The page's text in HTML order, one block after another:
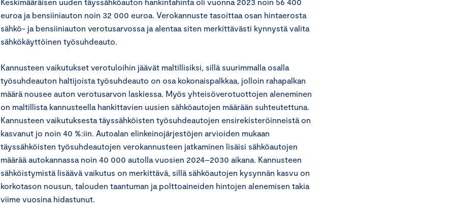
Keskimääräisen uuden täyssähköauton hankintahinta oli vuonna 2023 noin 56 400
euroa ja bensiiniauton noin 32 000 euroa. Verokannuste tasoittaa osan hintaerosta
sähkö- ja bensiiniauton verotusarvossa ja alentaa siten merkittävästi kynnystä valita
sähkökäyttöinen työsuhdeauto.
Kannusteen vaikutukset verotuloihin jäävät maltillisiksi, sillä suurimmalla osalla
työsuhdeauton haltijoista työsuhdeauto on osa kokonaispalkkaa, jolloin rahapalkan
määrä nousee auton verotusarvon laskiessa. Myös yhteisöverotuottojen aleneminen
on maltillista kannusteella hankittavien uusien sähköautojen määrään suhteutettuna.
Kannusteen vaikutuksesta täyssähköisten työsuhdeautojen ensirekisteröinneistä on
kasvanut jo noin 40 %:iin. Autoalan elinkeinojärjestöjen arvioiden mukaan
täyssähköisten työsuhdeautojen verokannusteen jatkaminen lisäisi sähköautojen
määrää autokannassa noin 40 000 autolla vuosien 2024–2030 aikana. Kannusteen
sähköistymistä lisäävä vaikutus on merkittävä, sillä sähköautojen kysynnän kasvu on
korkotason nousun, talouden taantuman ja polttoaineiden hintojen alenemisen takia
viime vuosina hidastunut.